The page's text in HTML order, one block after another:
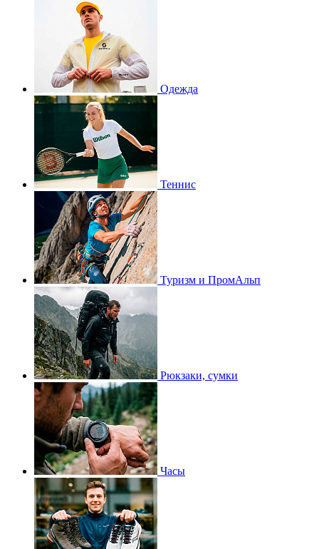
Одежда
Теннис
Туризм и ПромАльп
Рюкзаки, сумки
Часы